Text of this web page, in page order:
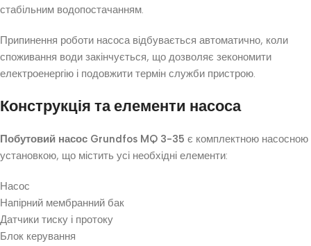
стабільним водопостачанням.
Припинення роботи насоса відбувається автоматично, коли
споживання води закінчується, що дозволяє зекономити
електроенергію і подовжити термін служби пристрою.
Конструкція та елементи насоса
Побутовий насос Grundfos MQ 3-35 є комплектною насосною
установкою, що містить усі необхідні елементи:
Насос
Напірний мембранний бак
Датчики тиску і протоку
Блок керування